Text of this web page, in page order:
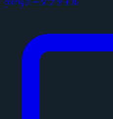
configデータファイル